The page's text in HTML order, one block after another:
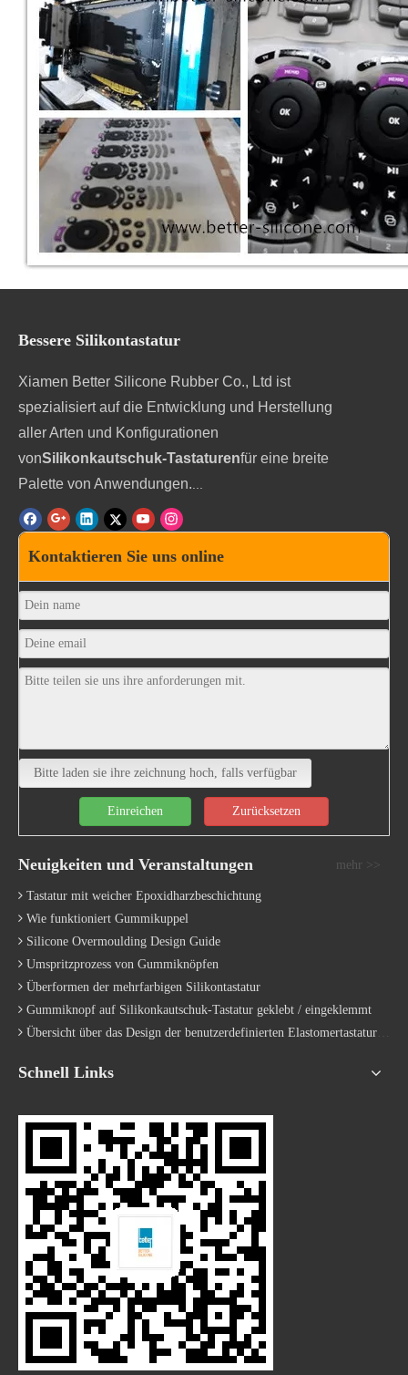
Fernbedienung Tastatur Mattierung & Matt Glatt
Fernbedienungstastatur Elektrisch leitender